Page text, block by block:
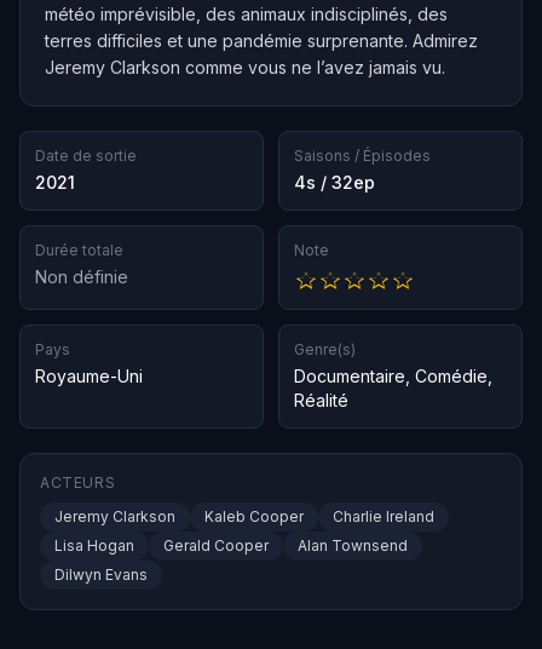
météo imprévisible, des animaux indisciplinés, des
terres difficiles et une pandémie surprenante. Admirez
Jeremy Clarkson comme vous ne l’avez jamais vu.
Date de sortie
2021
Saisons / Épisodes
4s / 32ep
Durée totale
Non définie
Note
Pays
Royaume-Uni
Genre(s)
Documentaire Comédie
Réalité
ACTEURS
Jeremy Clarkson
Kaleb Cooper
Charlie Ireland
Lisa Hogan
Gerald Cooper
Alan Townsend
Dilwyn Evans